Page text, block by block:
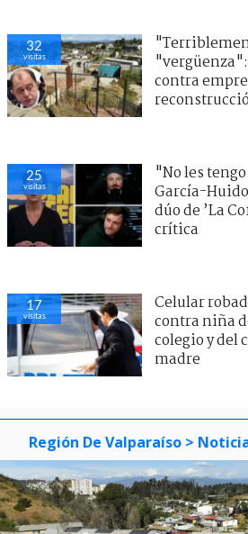
30
visitas
contra
24
visitas
"No les
García-
dúo de ’La
crítica
17
visitas
Celular
contra niña
colegio y del
madre
Región De Valparaíso >